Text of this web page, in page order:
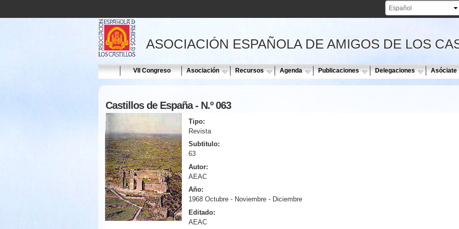
ASOCIACIÓN ESPAÑOLA DE AMIGOS DE LOS
Home VII Congreso Asociación Recursos Agenda Publicaciones Delegaciones Asóciate
Castillos de España - N.º 063
Tipo:
Revista
Subtitulo:
63
Autor:
AEAC
Año:
1968 Octubre - Noviembre - Diciembre
Editado:
AEAC